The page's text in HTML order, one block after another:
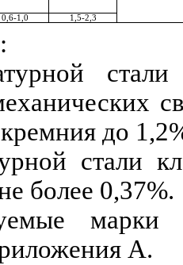
0,6-1,0 1,5-2,3
:
до 1,2
стали
более 0,37%.
А.